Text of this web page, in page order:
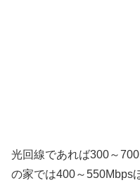
光回線であれば300～
の家では400～550Mbps